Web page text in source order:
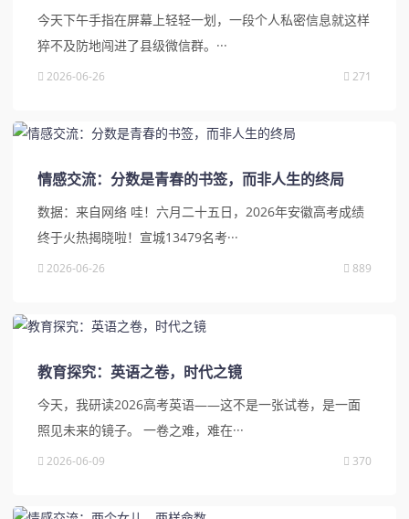
今天下午手指在屏幕上轻轻一划，一段个人私密信息就这样
猝不及防地闯进了县级微信群。···
2026-06-26 271
情感交流：分数是青春的书签，而非人生的终局
数据：来自网络 哇！六月二十五日，2026年安徽高考成绩
终于火热揭晓啦！宣城13479名考···
2026-06-26 889
教育探究：英语之卷，时代之镜
今天，我研读2026高考英语——这不是一张试卷，是一面
照见未来的镜子。 一卷之难，难在···
2026-06-09 370